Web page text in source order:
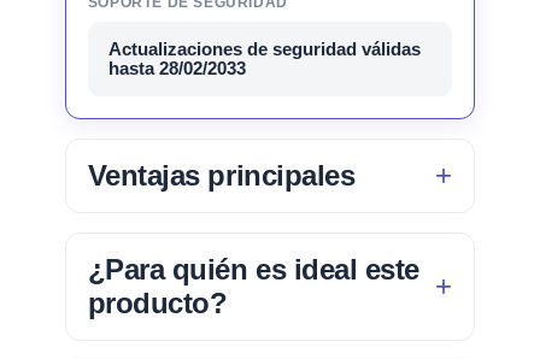
Actualizaciones de seguridad válidas
hasta 28/02/2033
Ventajas principales
¿Para quién es ideal este
producto?